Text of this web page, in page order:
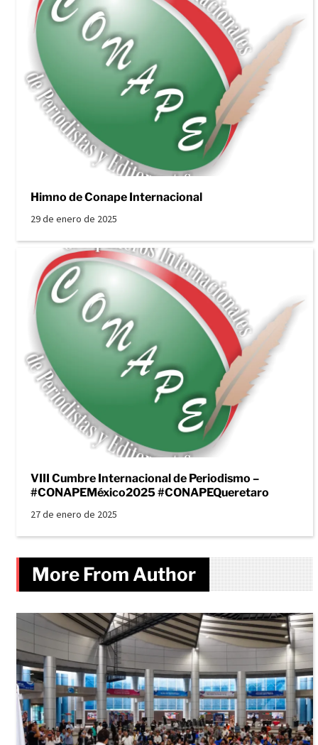
Himno de Conape Internacional
29 de enero de 2025
VIII Cumbre Internacional de Periodismo –
#CONAPEMéxico2025 #CONAPEQueretaro
27 de enero de 2025
More From Author